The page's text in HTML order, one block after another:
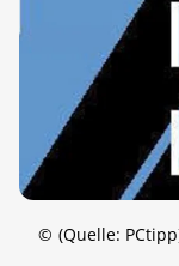
© (Quelle: